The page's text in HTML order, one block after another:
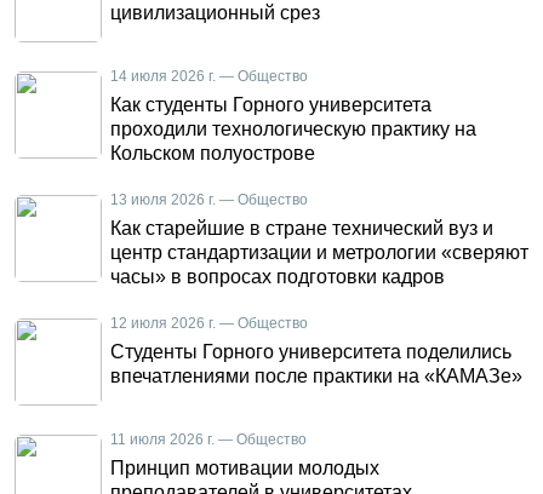
цивилизационный срез
14 июля 2026 г. — Общество
Как студенты Горного университета
проходили технологическую практику на
Кольском полуострове
13 июля 2026 г. — Общество
Как старейшие в стране технический вуз и
центр стандартизации и метрологии «сверяют
часы» в вопросах подготовки кадров
12 июля 2026 г. — Общество
Студенты Горного университета поделились
впечатлениями после практики на «КАМАЗе»
11 июля 2026 г. — Общество
Принцип мотивации молодых